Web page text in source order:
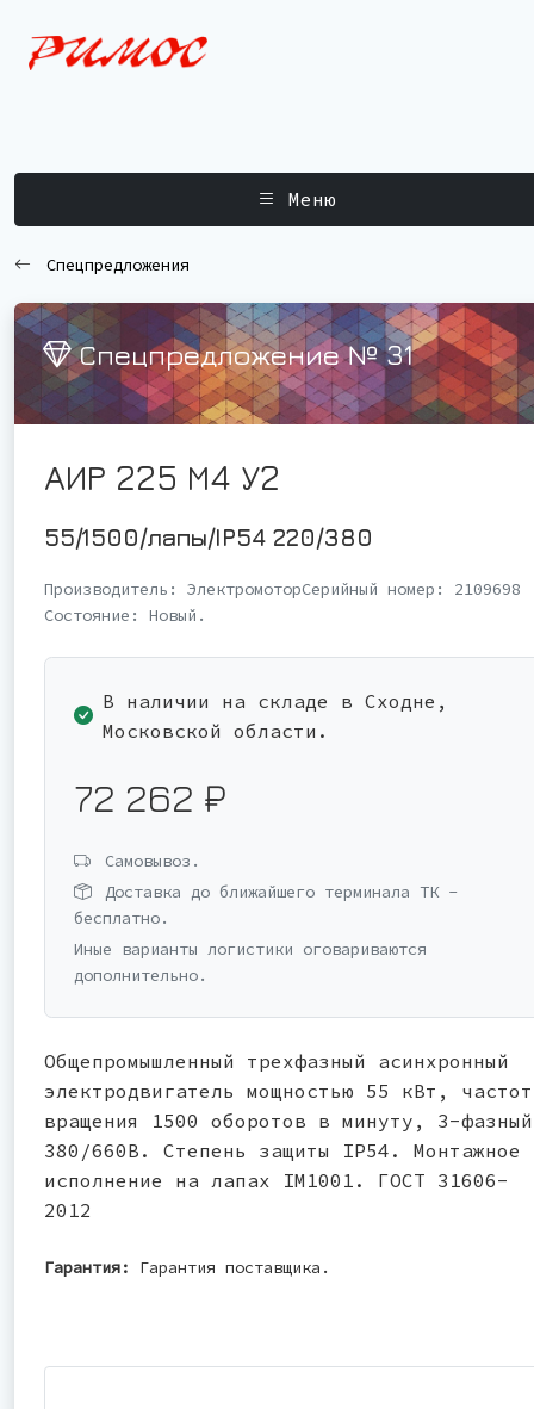
Меню
Спецпредложения
Спецпредложение № 31
АИР 225 М4 У2
55/1500/лапы/IP54 220/380
Производитель: ЭлектромоторСерийный номер: 2109698
Состояние: Новый.
В наличии на складе в Сходне,
Московской области.
72 262 ₽
Самовывоз.
Доставка до ближайшего терминала ТК -
бесплатно.
Иные варианты логистики оговариваются
дополнительно.
Общепромышленный трехфазный асинхронный
электродвигатель мощностью 55 кВт,
вращения 1500 оборотов в минуту, 3-фазный
380/660В. Степень защиты IP54. Монтажное
исполнение на лапах IM1001. ГОСТ 31606-
2012
Гарантия: Гарантия поставщика.